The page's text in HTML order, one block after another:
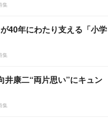
集
40年にわたり支える「小学
集
井康二“両片思い”にキュン
集